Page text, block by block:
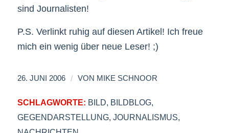
sind Journalisten!
P.S. Verlinkt ruhig auf diesen Artikel! Ich freue
mich ein wenig über neue Leser! ;)
26. JUNI 2006 / VON MIKE SCHNOOR
SCHLAGWORTE: BILD, BILDBLOG,
GEGENDARSTELLUNG, JOURNALISMUS,